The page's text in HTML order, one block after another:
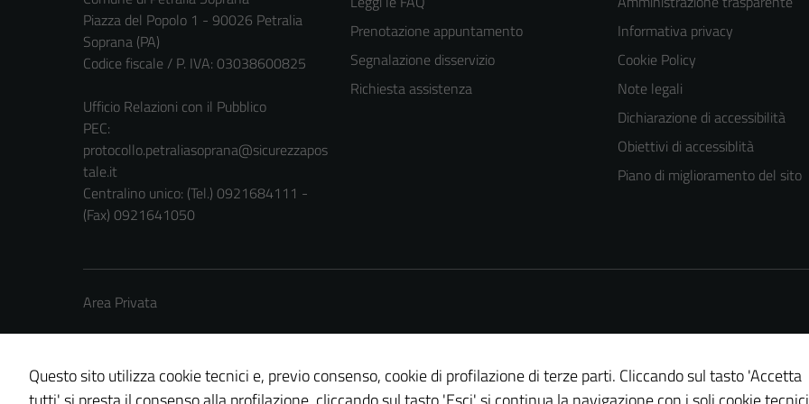
Piazza del Popolo 1 - 90026 Petralia
Soprana (PA)
Codice fiscale / P. IVA: 03038600825
Ufficio Relazioni con il Pubblico
PEC:
protocollo.petraliasoprana@sicurezzapos
tale.it
Centralino unico: (Tel.) 0921684111 -
(Fax) 0921641050
Prenotazione appuntamento
Segnalazione disservizio
Richiesta assistenza
Informativa privacy
Cookie Policy
Note legali
Dichiarazione di accessibilità
Obiettivi di accessiblità
Piano di miglioramento del sito
Area Privata
Questo sito utilizza cookie tecnici e, previo consenso, cookie di profilazione di terze parti. Cliccando sul tasto 'Accetta
Tecnici